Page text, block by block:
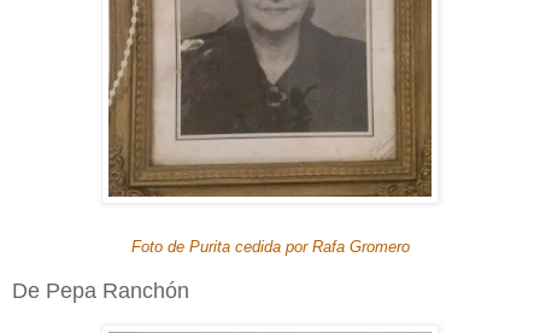
Foto de Purita cedida por Rafa Gromero
De Pepa Ranchón